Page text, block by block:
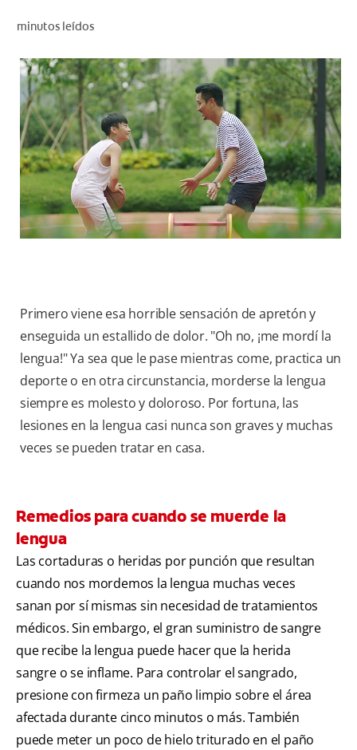
PROMOCIONES
CR (ES)
SUSCRÍBASE
minutos leídos
Primero viene esa horrible sensación de apretón y
enseguida un estallido de dolor. "Oh no, ¡me mordí la
lengua!" Ya sea que le pase mientras come, practica un
deporte o en otra circunstancia, morderse la lengua
siempre es molesto y doloroso. Por fortuna, las
lesiones en la lengua casi nunca son graves y muchas
veces se pueden tratar en casa.
Remedios para cuando se muerde la
lengua
Las cortaduras o heridas por punción que resultan
cuando nos mordemos la lengua muchas veces
sanan por sí mismas sin necesidad de tratamientos
médicos. Sin embargo, el gran suministro de sangre
que recibe la lengua puede hacer que la herida
sangre o se inflame. Para controlar el sangrado,
presione con firmeza un paño limpio sobre el área
afectada durante cinco minutos o más. También
puede meter un poco de hielo triturado en el paño